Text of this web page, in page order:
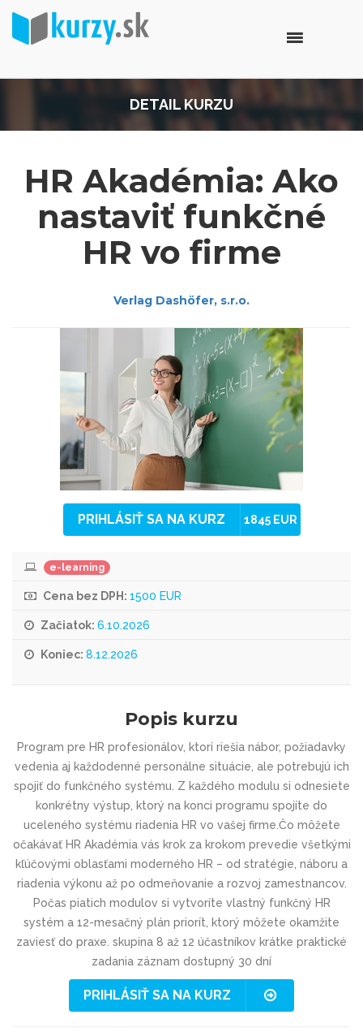
DETAIL KURZU
HR Akadémia: Ako
nastaviť funkčné
HR vo firme
Verlag Dashöfer, s.r.o.
PRIHLÁSIŤ SA NA KURZ 1845 EUR
e-learning
Cena bez DPH: 1500 EUR
Začiatok: 6.10.2026
Koniec: 8.12.2026
Popis kurzu
Program pre HR profesionálov, ktorí riešia nábor, požiadavky
vedenia aj každodenné personálne situácie, ale potrebujú ich
spojiť do funkčného systému. Z každého modulu si odnesiete
konkrétny výstup, ktorý na konci programu spojíte do
uceleného systému riadenia HR vo vašej firme.Čo môžete
očakávať HR Akadémia vás krok za krokom prevedie všetkými
kľúčovými oblasťami moderného HR – od stratégie, náboru a
riadenia výkonu až po odmeňovanie a rozvoj zamestnancov.
Počas piatich modulov si vytvoríte vlastný funkčný HR
systém a 12-mesačný plán priorít, ktorý môžete okamžite
zaviesť do praxe. skupina 8 až 12 účastníkov krátke praktické
zadania záznam dostupný 30 dní
PRIHLÁSIŤ SA NA KURZ